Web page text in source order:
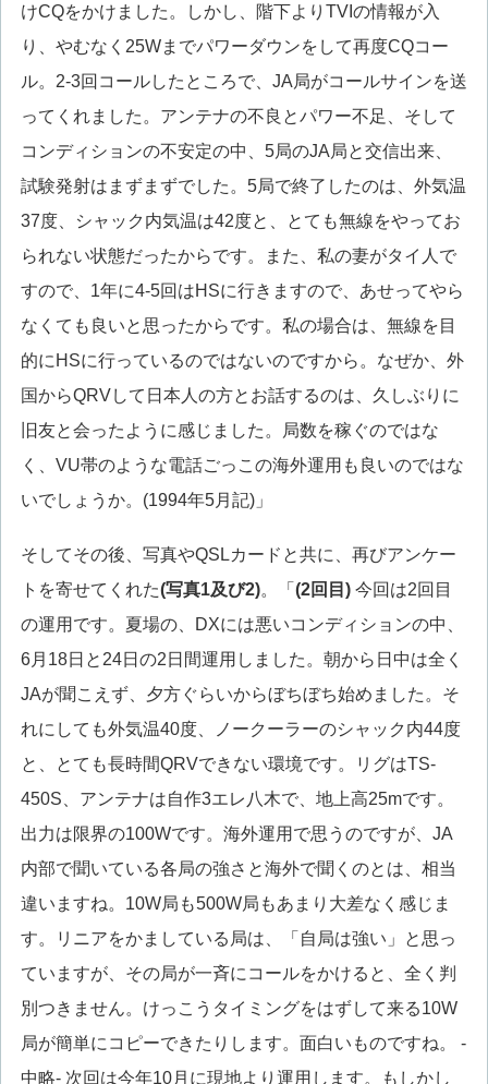
けCQをかけました。しかし、階下よりTVIの情報が入
り、やむなく25Wまでパワーダウンをして再度CQコー
ル。2-3回コールしたところで、JA局がコールサインを送
ってくれました。アンテナの不良とパワー不足、そして
コンディションの不安定の中、5局のJA局と交信出来、
試験発射はまずまずでした。5局で終了したのは、外気温
37度、シャック内気温は42度と、とても無線をやってお
られない状態だったからです。また、私の妻がタイ人で
すので、1年に4-5回はHSに行きますので、あせってやら
なくても良いと思ったからです。私の場合は、無線を目
的にHSに行っているのではないのですから。なぜか、外
国からQRVして日本人の方とお話するのは、久しぶりに
旧友と会ったように感じました。局数を稼ぐのではな
く、VU帯のような電話ごっこの海外運用も良いのではな
いでしょうか。(1994年5月記)」
そしてその後、写真やQSLカードと共に、再びアンケー
トを寄せてくれた(写真1及び2)。「 (2回目) 今回は2回目
の運用です。夏場の、DXには悪いコンディションの中、
6月18日と24日の2日間運用しました。朝から日中は全く
JAが聞こえず、夕方ぐらいからぼちぼち始めました。そ
れにしても外気温40度、ノークーラーのシャック内44度
と、とても長時間QRVできない環境です。リグはTS-
450S、アンテナは自作3エレ八木で、地上高25mです。
出力は限界の100Wです。海外運用で思うのですが、JA
内部で聞いている各局の強さと海外で聞くのとは、相当
違いますね。10W局も500W局もあまり大差なく感じま
す。リニアをかましている局は、「自局は強い」と思っ
ていますが、その局が一斉にコールをかけると、全く判
別つきません。けっこうタイミングをはずして来る10W
局が簡単にコピーできたりします。面白いものですね。 -
中略- 次回は今年10月に現地より運用します。もしかし